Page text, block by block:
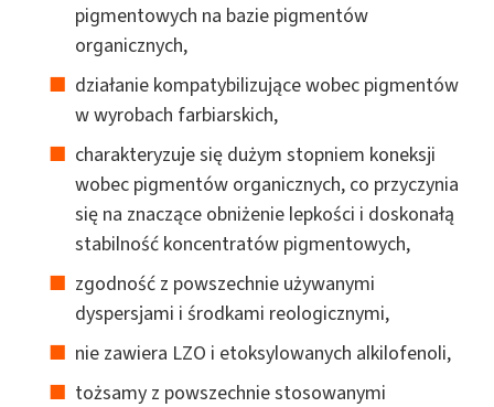
pigmentowych na bazie pigmentów
organicznych,
działanie kompatybilizujące wobec pigmentów
w wyrobach farbiarskich,
charakteryzuje się dużym stopniem koneksji
wobec pigmentów organicznych, co przyczynia
się na znaczące obniżenie lepkości i doskonałą
stabilność koncentratów pigmentowych,
zgodność z powszechnie używanymi
dyspersjami i środkami reologicznymi,
nie zawiera LZO i etoksylowanych alkilofenoli,
tożsamy z powszechnie stosowanymi